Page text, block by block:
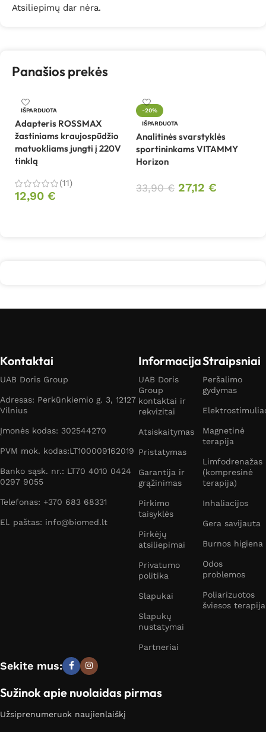
Atsiliepimų dar nėra.
Panašios prekės
IŠPARDUOTA
Adapteris ROSSMAX
žastiniams kraujospūdžio
matuokliams jungti į 220V
tinklą
(11)
12,90 €
-20%
IŠPARDUOTA
Analitinės svarstyklės
sportininkams VITAMMY
Horizon
33,90€ 27,12 €
Kontaktai
UAB Doris Group
Adresas: Perkūnkiemio g. 3, 12127
Vilnius
Įmonės kodas: 302544270
PVM mok. kodas:LT100009162019
Banko sąsk. nr.: LT70 4010 0424
0297 9055
Telefonas: +370 683 68331
El. paštas: info@biomed.lt
Informacija
UAB Doris
Group
kontaktai ir
rekvizitai
Atsiskaitymas
Pristatymas
Garantija ir
grąžinimas
Pirkimo
taisyklės
Pirkėjų
atsiliepimai
Privatumo
politika
Slapukai
Slapukų
nustatymai
Partneriai
Straipsniai
Peršalimo
gydymas
Magnetinė
terapija
Limfodrenažas
(kompresinė
terapija)
Inhaliacijos
Gera savijauta
Burnos higiena
Odos
problemos
Poliarizuotos
šviesos terapija
Sekite mus:
Sužinok apie nuolaidas pirmas
Užsiprenumeruok naujienlaiškį